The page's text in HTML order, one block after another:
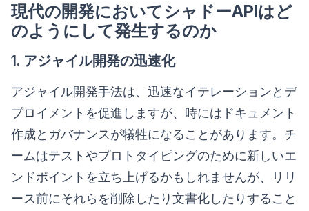
現代の開発においてシャドーAPIはど
のようにして発生するのか
1. アジャイル開発の迅速化
アジャイル開発手法は、迅速なイテレーションとデ
プロイメントを促進しますが、時にはドキュメント
作成とガバナンスが犠牲になることがあります。チ
ームはテストやプロトタイピングのために新しいエ
ンドポイントを立ち上げるかもしれませんが、リリ
ース前にそれらを削除したり文書化したりすること